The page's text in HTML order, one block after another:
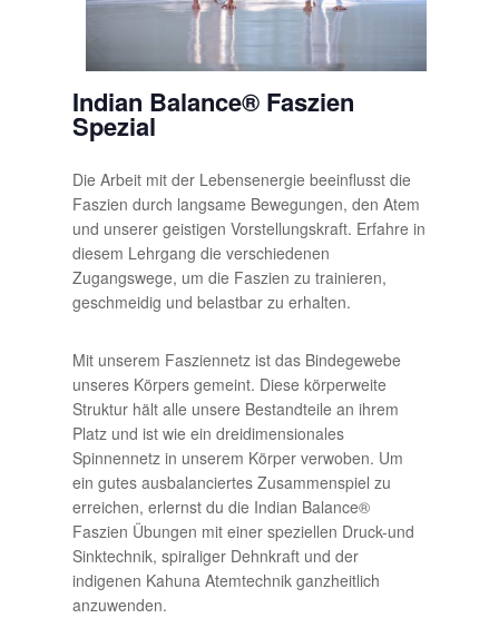
Indian Balance® Faszien
Spezial
Die Arbeit mit der Lebensenergie beeinflusst die
Faszien durch langsame Bewegungen, den Atem
und unserer geistigen Vorstellungskraft. Erfahre in
diesem Lehrgang die verschiedenen
Zugangswege, um die Faszien zu trainieren,
geschmeidig und belastbar zu erhalten.
Mit unserem Fasziennetz ist das Bindegewebe
unseres Körpers gemeint. Diese körperweite
Struktur hält alle unsere Bestandteile an ihrem
Platz und ist wie ein dreidimensionales
Spinnennetz in unserem Körper verwoben. Um
ein gutes ausbalanciertes Zusammenspiel zu
erreichen, erlernst du die Indian Balance®
Faszien Übungen mit einer speziellen Druck-und
Sinktechnik, spiraliger Dehnkraft und der
indigenen Kahuna Atemtechnik ganzheitlich
anzuwenden.